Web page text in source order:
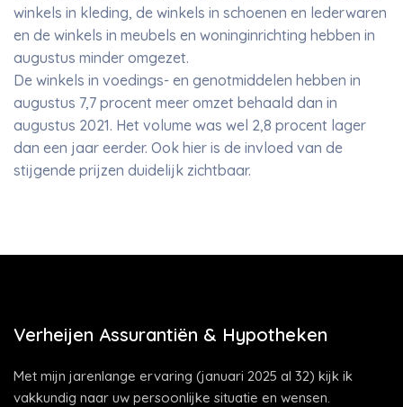
winkels in kleding, de winkels in schoenen en lederwaren
en de winkels in meubels en woninginrichting hebben in
augustus minder omgezet.
De winkels in voedings- en genotmiddelen hebben in
augustus 7,7 procent meer omzet behaald dan in
augustus 2021. Het volume was wel 2,8 procent lager
dan een jaar eerder. Ook hier is de invloed van de
stijgende prijzen duidelijk zichtbaar.
Verheijen Assurantiën & Hypotheken
Met mijn jarenlange ervaring (januari 2025 al 32) kijk ik
vakkundig naar uw persoonlijke situatie en wensen.